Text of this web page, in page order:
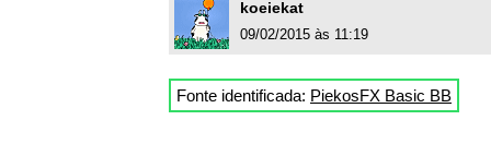
koeiekat
09/02/2015 às 11:19
Fonte identificada: PiekosFX Basic BB